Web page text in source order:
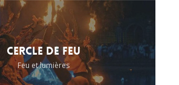
Cercle de feu
Feu et lumières